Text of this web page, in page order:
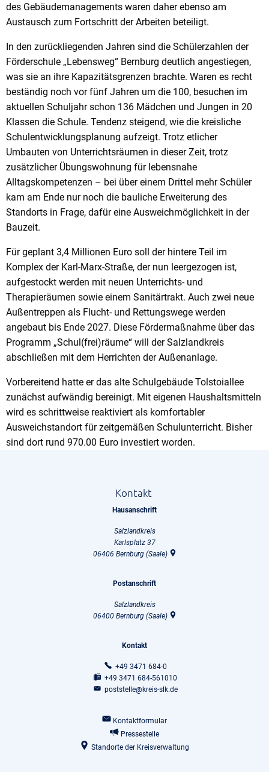
des Gebäudemanagements waren daher ebenso am
Austausch zum Fortschritt der Arbeiten beteiligt.
In den zurückliegenden Jahren sind die Schülerzahlen der
Förderschule „Lebensweg“ Bernburg deutlich angestiegen,
was sie an ihre Kapazitätsgrenzen brachte. Waren es recht
beständig noch vor fünf Jahren um die 100, besuchen im
aktuellen Schuljahr schon 136 Mädchen und Jungen in 20
Klassen die Schule. Tendenz steigend, wie die kreisliche
Schulentwicklungsplanung aufzeigt. Trotz etlicher
Umbauten von Unterrichtsräumen in dieser Zeit, trotz
zusätzlicher Übungswohnung für lebensnahe
Alltagskompetenzen – bei über einem Drittel mehr Schüler
kam am Ende nur noch die bauliche Erweiterung des
Standorts in Frage, dafür eine Ausweichmöglichkeit in der
Bauzeit.
Für geplant 3,4 Millionen Euro soll der hintere Teil im
Komplex der Karl-Marx-Straße, der nun leergezogen ist,
aufgestockt werden mit neuen Unterrichts- und
Therapieräumen sowie einem Sanitärtrakt. Auch zwei neue
Außentreppen als Flucht- und Rettungswege werden
angebaut bis Ende 2027. Diese Fördermaßnahme über das
Programm „Schul(frei)räume“ will der Salzlandkreis
abschließen mit dem Herrichten der Außenanlage.
Vorbereitend hatte er das alte Schulgebäude Tolstoiallee
zunächst aufwändig bereinigt. Mit eigenen Haushaltsmitteln
wird es schrittweise reaktiviert als komfortabler
Ausweichstandort für zeitgemäßen Schulunterricht. Bisher
sind dort rund 970.00 Euro investiert worden.
Kontakt
Hausanschrift
Salzlandkreis
Karlsplatz 37
06406 Bernburg (Saale)
Postanschrift
Salzlandkreis
06400 Bernburg (Saale)
Kontakt
+49 3471 684-0
+49 3471 684-561010
poststelle@kreis-slk.de
Kontaktformular
Pressestelle
Standorte der Kreisverwaltung